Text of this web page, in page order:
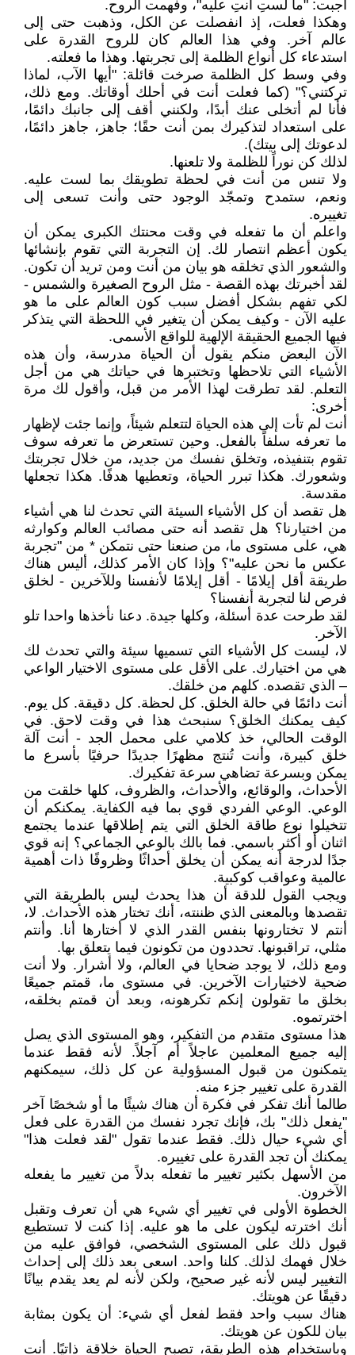
أجبت: "ما لستِ أنتِ عليه"، وفهمت الروح.
وهكذا فعلت، إذ انفصلت عن الكل، وذهبت حتى إلى
عالم آخر. وفي هذا العالم كان للروح القدرة على
استدعاء كل أنواع الظلمة إلى تجربتها. وهذا ما فعلته.
وفي وسط كل الظلمة صرخت قائلة: "أيها الآب، لماذا
تركتني؟" (كما فعلت أنت في أحلك أوقاتك. ومع ذلك،
فأنا لم أتخلى عنك أبدًا، ولكنني أقف إلى جانبك دائمًا،
على استعداد لتذكيرك بمن أنت حقًا؛ جاهز، جاهز دائمًا،
لدعوتك إلى بيتك).
لذلك كن نوراً للظلمة ولا تلعنها.
ولا تنس من أنت في لحظة تطويقك بما لست عليه.
ونعم، ستمدح وتمجّد الوجود حتى وأنت تسعى إلى
تغييره.
واعلم أن ما تفعله في وقت محنتك الكبرى يمكن أن
يكون أعظم انتصار لك. إن التجربة التي تقوم بإنشائها
والشعور الذي تخلقه هو بيان من أنت ومن تريد أن تكون.
لقد أخبرتك بهذه القصة - مثل الروح الصغيرة والشمس -
لكي تفهم بشكل أفضل سبب كون العالم على ما هو
عليه الآن - وكيف يمكن أن يتغير في اللحظة التي يتذكر
فيها الجميع الحقيقة الإلهية للواقع الأسمى.
الآن البعض منكم يقول أن الحياة مدرسة، وأن هذه
الأشياء التي تلاحظها وتختبرها في حياتك هي من أجل
التعلم. لقد تطرقت لهذا الأمر من قبل، وأقول لك مرة
أخرى:
أنت لم تأت إلى هذه الحياة لتتعلم شيئاً، وإنما جئت لإظهار
ما تعرفه سلفاً بالفعل. وحين تستعرض ما تعرفه سوف
تقوم بتنفيذه، وتخلق نفسك من جديد، من خلال تجربتك
وشعورك. هكذا تبرر الحياة، وتعطيها هدفًا. هكذا تجعلها
مقدسة.
هل تقصد أن كل الأشياء السيئة التي تحدث لنا هي أشياء
من اختيارنا؟ هل تقصد أنه حتى مصائب العالم وكوارثه
هي، على مستوى ما، من صنعنا حتى نتمكن * من "تجربة
عكس ما نحن عليه"؟ وإذا كان الأمر كذلك، أليس هناك
طريقة أقل إيلامًا - أقل إيلامًا لأنفسنا وللآخرين - لخلق
فرص لنا لتجربة أنفسنا؟
لقد طرحت عدة أسئلة، وكلها جيدة. دعنا نأخذها واحدا تلو
الآخر.
لا، ليست كل الأشياء التي تسميها سيئة والتي تحدث لك
هي من اختيارك. على الأقل على مستوى الاختيار الواعي
– الذي تقصده. كلهم من خلقك.
أنت دائمًا في حالة الخلق. كل لحظة. كل دقيقة. كل يوم.
كيف يمكنك الخلق؟ سنبحث هذا في وقت لاحق. في
الوقت الحالي، خذ كلامي على محمل الجد - أنت آلة
خلق كبيرة، وأنت تُنتج مظهرًا جديدًا حرفيًا بأسرع ما
يمكن وبسرعة تضاهي سرعة تفكيرك.
الأحداث، والوقائع، والأحداث، والظروف، كلها خلقت من
الوعي. الوعي الفردي قوي بما فيه الكفاية. يمكنكم أن
تتخيلوا نوع طاقة الخلق التي يتم إطلاقها عندما يجتمع
اثنان أو أكثر باسمي. فما بالك بالوعي الجماعي؟ إنه قوي
جدًا لدرجة أنه يمكن أن يخلق أحداثًا وظروفًا ذات أهمية
عالمية وعواقب كوكبية.
ويجب القول للدقة أن هذا يحدث ليس بالطريقة التي
تقصدها وبالمعنى الذي ظننته، أنك تختار هذه الأحداث. لا،
أنتم لا تختارونها بنفس القدر الذي لا أختارها أنا. وأنتم
مثلي، تراقبونها. تحددون من تكونون فيما يتعلق بها.
ومع ذلك، لا يوجد ضحايا في العالم، ولا أشرار. ولا أنت
ضحية لاختيارات الآخرين. في مستوى ما، قمتم جميعًا
بخلق ما تقولون إنكم تكرهونه، وبعد أن قمتم بخلقه،
اخترتموه.
هذا مستوى متقدم من التفكير، وهو المستوى الذي يصل
إليه جميع المعلمين عاجلاً أم آجلاً. لأنه فقط عندما
يتمكنون من قبول المسؤولية عن كل ذلك، سيمكنهم
القدرة على تغيير جزء منه.
طالما أنك تفكر في فكرة أن هناك شيئًا ما أو شخصًا آخر
"يفعل ذلك" بك، فإنك تجرد نفسك من القدرة على فعل
أي شيء حيال ذلك. فقط عندما تقول "لقد فعلت هذا"
يمكنك أن تجد القدرة على تغييره.
من الأسهل بكثير تغيير ما تفعله بدلاً من تغيير ما يفعله
الآخرون.
الخطوة الأولى في تغيير أي شيء هي أن تعرف وتقبل
أنك اخترته ليكون على ما هو عليه. إذا كنت لا تستطيع
قبول ذلك على المستوى الشخصي، فوافق عليه من
خلال فهمك لذلك. كلنا واحد. اسعى بعد ذلك إلى إحداث
التغيير ليس لأنه غير صحيح، ولكن لأنه لم يعد يقدم بيانًا
دقيقًا عن هويتك.
هناك سبب واحد فقط لفعل أي شيء: أن يكون بمثابة
بيان للكون عن هويتك.
وباستخدام هذه الطريقة، تصبح الحياة خلاقة ذاتيًا. أنت